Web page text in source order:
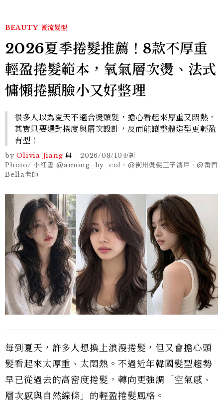
BEAUTY 潮流髮型
2026夏季捲髮推薦！8款不厚重
輕盈捲髮範本，氧氣層次燙、法式
慵懶捲顯臉小又好整理
很多人以為夏天不適合燙頭髮，擔心看起來厚重又悶熱，
其實只要選對捲度與層次設計，反而能讓整體造型更輕盈
有型！
by Olivia Jiang 與 - 2026/08/10更新
Photo/ 小紅書 @among_by_eol、@衝州燙髮王子濤尼、@番酉
Bella老師
每到夏天，許多人想換上浪漫捲髮，但又會擔心頭
髮看起來太厚重、太悶熱。不過近年韓國髮型趨勢
早已從過去的高密度捲髮，轉向更強調「空氣感、
層次感與自然線條」的輕盈捲髮風格。